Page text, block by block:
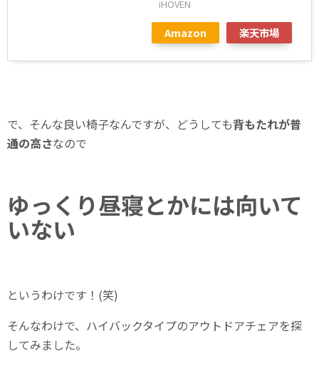
iHOVEN
Amazon 楽天市場
で、そんな良い椅子なんですが、どうしても背もたれが普
通の高さなので
ゆっくり昼寝とかには向いて
いない
というわけです！(笑)
そんなわけで、ハイバックタイプのアウトドアチェアを探
してみました。